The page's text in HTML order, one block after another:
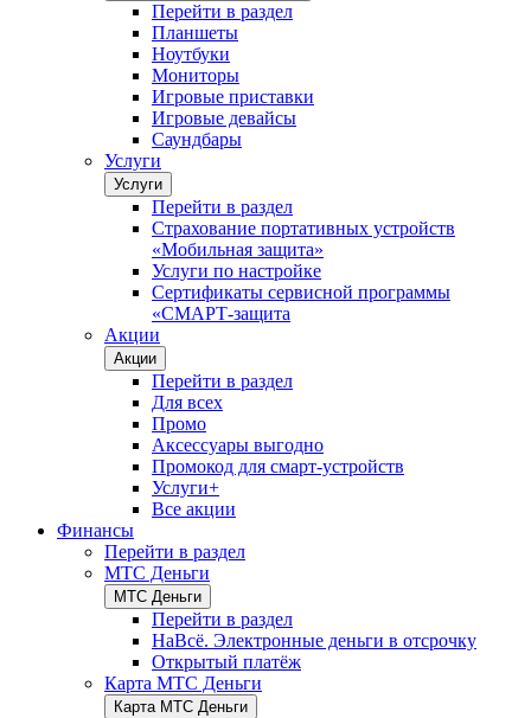
Перейти в раздел
Планшеты
Ноутбуки
Мониторы
Игровые приставки
Игровые девайсы
Саундбары
Услуги
Услуги
Перейти в раздел
Страхование портативных устройств
«Мобильная защита»
Услуги по настройке
Сертификаты сервисной программы
«СМАРТ-защита
Акции
Акции
Перейти в раздел
Для всех
Промо
Аксессуары выгодно
Промокод для смарт-устройств
Услуги+
Все акции
Финансы
Перейти в раздел
МТС Деньги
МТС Деньги
Перейти в раздел
НаВсё. Электронные деньги в отсрочку
Открытый платёж
Карта МТС Деньги
Карта МТС Деньги